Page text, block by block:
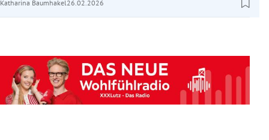
Katharina Baumhakel26.02.2026